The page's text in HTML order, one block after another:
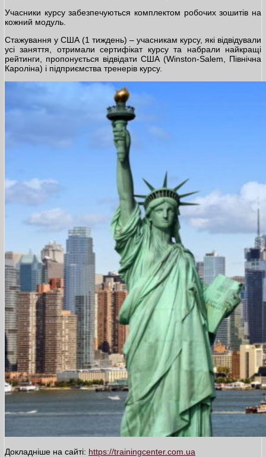
Учасники курсу забезпечуються комплектом робочих зошитів на
кожний модуль.
Стажування у США (1 тиждень) – учасникам курсу, які відвідували
усі заняття, отримали сертифікат курсу та набрали найкращі
рейтинги, пропонується відвідати США (Winston-Salem, Північна
Кароліна) і підприємства тренерів курсу.
Докладніше на сайті: https://trainingcenter.com.ua